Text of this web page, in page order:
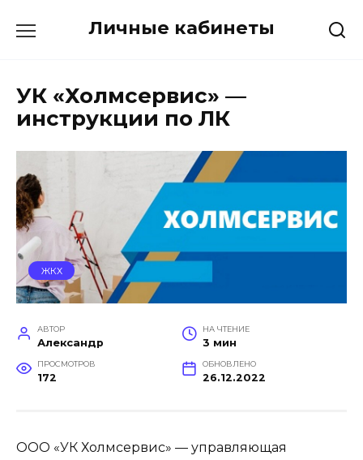
Личные кабинеты
УК «Холмсервис» —
инструкции по ЛК
ЖКХ
АВТОР
Александр
НА ЧТЕНИЕ
3 мин
ПРОСМОТРОВ
172
ОБНОВЛЕНО
26.12.2022
ООО «УК Холмсервис» — управляющая